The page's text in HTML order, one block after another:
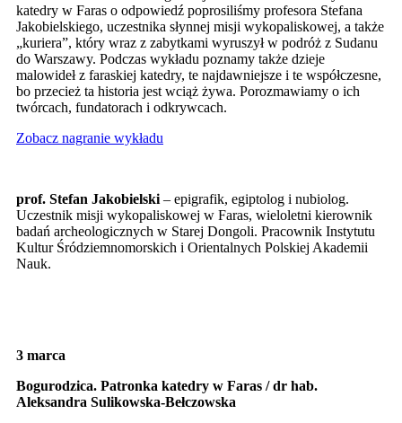
katedry w Faras o odpowiedź poprosiliśmy profesora Stefana
Jakobielskiego, uczestnika słynnej misji wykopaliskowej, a także
„kuriera”, który wraz z zabytkami wyruszył w podróż z Sudanu
do Warszawy. Podczas wykładu poznamy także dzieje
malowideł z faraskiej katedry, te najdawniejsze i te współczesne,
bo przecież ta historia jest wciąż żywa. Porozmawiamy o ich
twórcach, fundatorach i odkrywcach.
Zobacz nagranie wykładu
prof. Stefan Jakobielski – epigrafik, egiptolog i nubiolog.
Uczestnik misji wykopaliskowej w Faras, wieloletni kierownik
badań archeologicznych w Starej Dongoli. Pracownik Instytutu
Kultur Śródziemnomorskich i Orientalnych Polskiej Akademii
Nauk.
3 marca
Bogurodzica. Patronka katedry w Faras / dr hab.
Aleksandra Sulikowska-Bełczowska